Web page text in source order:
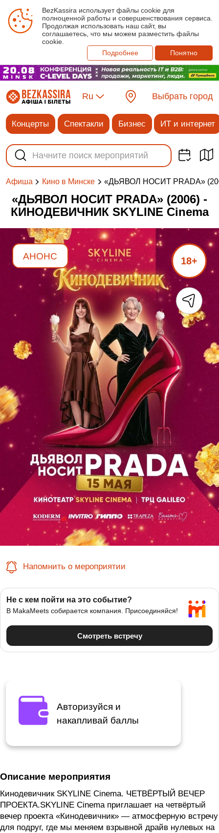
BezKassira использует файлы cookie для
полноценной работы и совершенствования сервиса.
Продолжая использовать наш сайт, вы
соглашаетесь, что мы можем разместить файлы
cookie.
Подробнее
Понятно
Ru Выбрать город
Концерты Спектакли Бизнес ИТ и интернет
Афиша Кино в Минске «ДЬЯВОЛ НОСИТ PRADA»
«ДЬЯВОЛ НОСИТ PRADA» (2006) -
КИНОДЕВИЧНИК SKYLINE Cinema
АНОНС 18+
Напомнить о мероприятии
Авторизуйся и
накапливай баллы
Описание мероприятия
Кинодевичник SKYLINE Cinema. ЧЕТВЁРТЫЙ ВЕЧЕР
ПРОЕКТА.SKYLINE Cinema приглашает на четвёртый
вечер проекта «Кинодевичник» — атмосферную встречу
для подруг, где мы меняем взрывной драйв нулевых на